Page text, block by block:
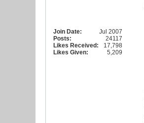
Join Date:
Jul 2007
Posts:
24117
Likes Received:
17,798
Likes Given:
5,209